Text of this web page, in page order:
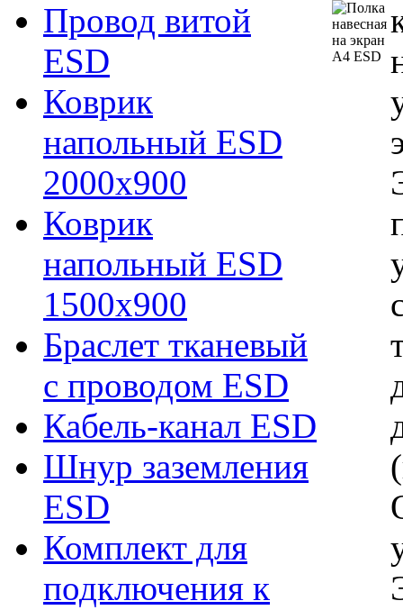
Провод витой
ESD
Коврик
напольный ESD
2000х900
Коврик
напольный ESD
1500х900
Браслет тканевый
с проводом ESD
Кабель-канал ESD
Шнур заземления
ESD
Комплект для
подключения к